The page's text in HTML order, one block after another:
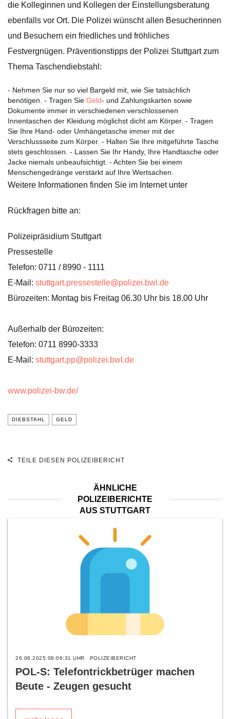
die Kolleginnen und Kollegen der Einstellungsberatung
ebenfalls vor Ort. Die Polizei wünscht allen Besucherinnen
und Besuchern ein friedliches und fröhliches
Festvergnügen. Präventionstipps der Polizei Stuttgart zum
Thema Taschendiebstahl:
- Nehmen Sie nur so viel Bargeld mit, wie Sie tatsächlich
benötigen. - Tragen Sie Geld- und Zahlungskarten sowie
Dokumente immer in verschiedenen verschlossenen
Innentaschen der Kleidung möglichst dicht am Körper. - Tragen
Sie Ihre Hand- oder Umhängetasche immer mit der
Verschlussseite zum Körper. - Halten Sie Ihre mitgeführte Tasche
stets geschlossen. - Lassen Sie Ihr Handy, Ihre Handtasche oder
Jacke niemals unbeaufsichtigt. - Achten Sie bei einem
Menschengedränge verstärkt auf Ihre Wertsachen.
Weitere Informationen finden Sie im Internet unter
Rückfragen bitte an:
Polizeipräsidium Stuttgart
Pressestelle
Telefon: 0711 / 8990 - 1111
E-Mail: stuttgart.pressestelle@polizei.bwl.de
Bürozeiten: Montag bis Freitag 06.30 Uhr bis 18.00 Uhr
Außerhalb der Bürozeiten:
Telefon: 0711 8990-3333
E-Mail: stuttgart.pp@polizei.bwl.de
www.polizei-bw.de/
DIEBSTAHL GELD
TEILE DIESEN POLIZEIBERICHT
ÄHNLICHE
POLIZEIBERICHTE
AUS STUTTGART
26.06.2025 08:06:31 UHR POLIZEIBERICHT
POL-S: Telefontrickbetrüger machen
Beute - Zeugen gesucht